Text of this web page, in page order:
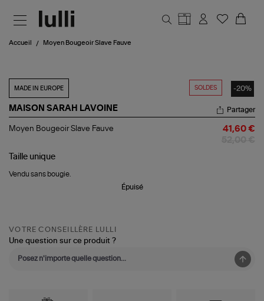
Accueil Moyen Bougeoir Slave Fauve
SOLDES -20%
MADE IN EUROPE
MAISON SARAH LAVOINE
Moyen
Fauve
Partager
Moyen Bougeoir Slave Fauve 41,60 €
Taille unique
Vendu sans bougie.
Épuisé
VOTRE CONSEILLÈRE LULLI
Une question sur ce produit ?